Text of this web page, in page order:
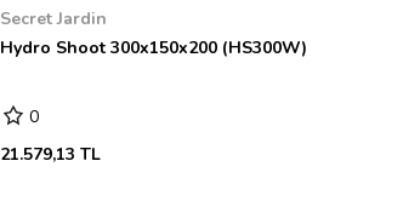
Secret Jardin
Hydro Shoot 300x150x200 (HS300W)
0
21.579,13 TL